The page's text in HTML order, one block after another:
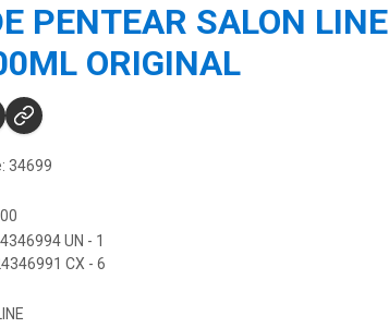
PENTEAR SALON LINE
ORIGINAL
34699
UN - 1
CX - 6